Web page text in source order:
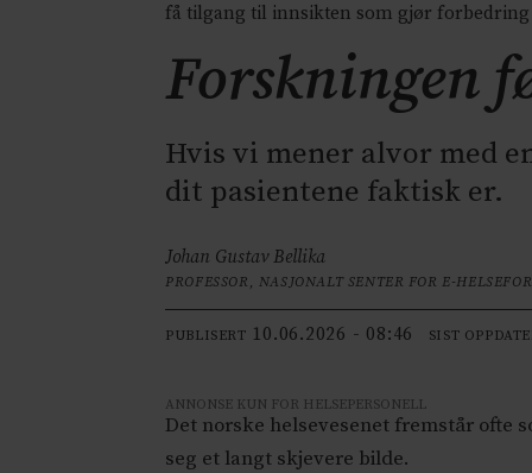
få tilgang til innsikten som gjør
Forskningen
Hvis vi mener alvor med
dit pasientene faktisk er.
Johan Gustav Bellika
PROFESSOR, NASJONALT SENTER FOR E-
PUBLISERT 10.06.2026 - 08:46 SIST
ANNONSE KUN FOR HELSEPERSONELL
Det norske helsevesenet fremstår ofte
seg et langt skjevere bilde.